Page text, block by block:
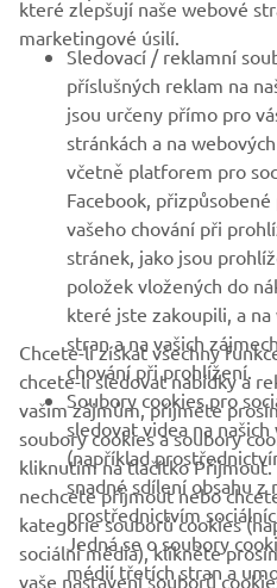
B2B
VÍCE YAMAHA
PODPORA
ZPRAVODAJ
Získejte jako první informace o
speciálních akcích, nových
PŘIHLÁSIT
Přečtěte si naše Zásady ochrany
zpracováváme vaše osobní údaje:
které zlepšují naše webové
marketingové úsilí.
Sledovací / reklamní
příslušných reklam na
jsou určeny přímo pro
stránkách a na
včetně platforem pro
Facebook,
vašeho chování při
stránek, jako jsou
položek vložených do
které jste zakoupili, a
stran a na vašich
chování při prohlížení.
Soubory cookies pro
sledovat videa na
(například
snadné sdílení obsahu z
prostřednictvím
Jedná se o soubory
médií třetích stran a
Chcete-li získat všechny
chcete-li sledovat nabídky a
vašim zájmům, přijměte
soubory cookies a soubory
kliknutím na tlačítko
nechcete přijmout nebo
kategorie souborů cookies
sociální média), klikněte
vaše nastavení souborů